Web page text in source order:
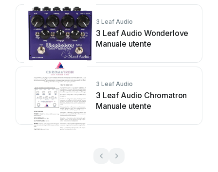
3 Leaf Audio
3 Leaf Audio Wonderlove
Manuale utente
3 Leaf Audio
3 Leaf Audio Chromatron
Manuale utente